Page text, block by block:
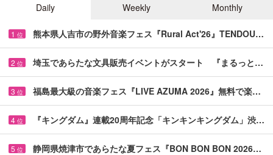
Daily
Weekly Monthly
1 位 熊本県人吉市の野外音楽フェス『Rural Act'26』TENDOU…
2 位 埼玉であらたな文具販売イベントがスタート 『まるっと…
3 位 福島最大級の音楽フェス『LIVE AZUMA 2026』無料で楽…
4 位 『キングダム』連載20周年記念「キンキンキングダム」渋…
5 位 静岡県焼津市であらたな夏フェス『BON BON BON 2026…